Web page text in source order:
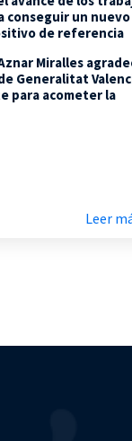
conseguir un nuevo
de referencia
Miralles
Generalitat
para acometer la
Leer